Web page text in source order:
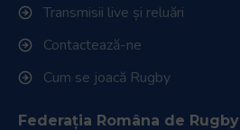
Transmisii live și reluări
Contactează-ne
Cum se joacă Rugby
Federația Româna de Rugby